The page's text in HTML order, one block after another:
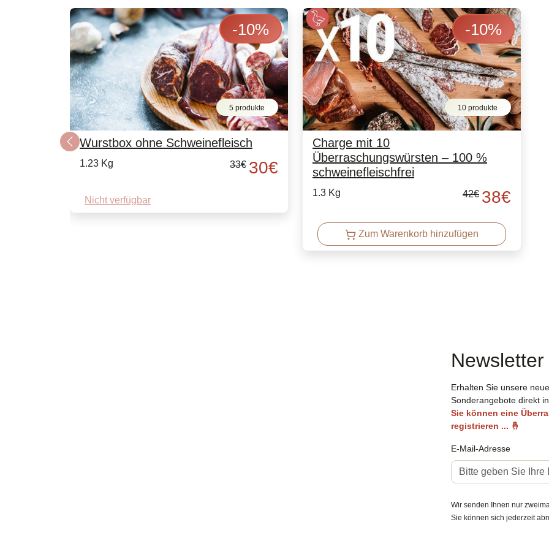
5 produkte
-10%
Wurstbox ohne Schweinefleisch
1.23 Kg 33€ 30€
Nicht verfügbar
10 produkte
-10%
Charge mit 10
Überraschungswürsten – 100 %
schweinefleischfrei
1.3 Kg 42€ 38€
Zum Warenkorb hinzufügen
Previous
Newsletter
Erhalten Sie unsere
Sonderangebote direkt
Sie können eine
registrieren ... 🤞
E-Mail-Adresse
Wir senden Ihnen nur
Sie können sich jederzeit